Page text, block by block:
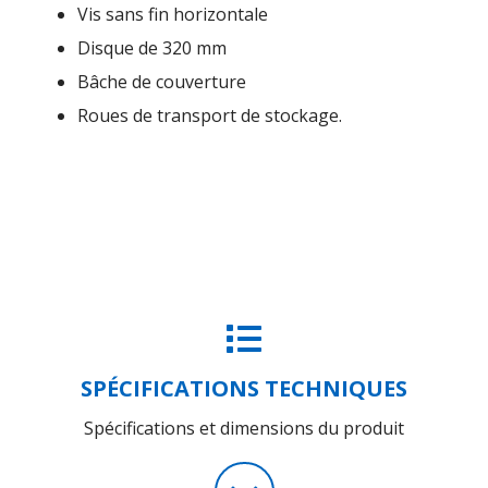
Vis sans fin horizontale
Disque de 320 mm
Bâche de couverture
Roues de transport de stockage.
SPÉCIFICATIONS TECHNIQUES
Spécifications et dimensions du produit